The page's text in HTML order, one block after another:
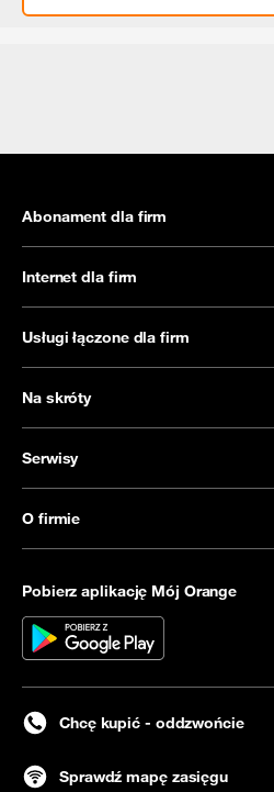
Abonament dla firm
Internet dla firm
Usługi łączone dla firm
Na skróty
Serwisy
O firmie
Pobierz aplikację Mój Orange
Chcę kupić - oddzwońcie
Sprawdź mapę zasięgu